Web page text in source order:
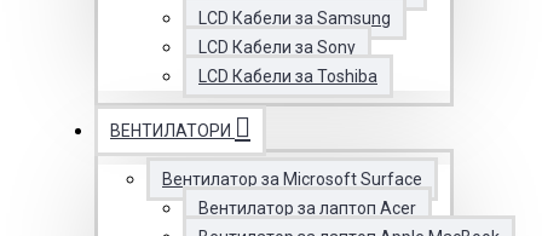
LCD Кабели за Samsung
LCD Кабели за Sony
LCD Кабели за Toshiba
ВЕНТИЛАТОРИ
Вентилатор за Microsoft Surface
Вентилатор за лаптоп Acer